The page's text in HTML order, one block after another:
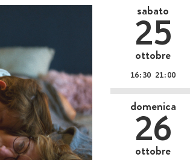
sabato
25
ottobre
16:30 21:00
domenica
26
ottobre